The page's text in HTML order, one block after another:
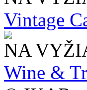
Vintage
NA
Wine &